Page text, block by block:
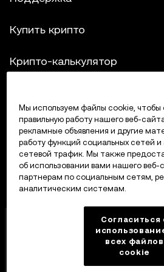
Купить крипто
Крипто-калькулятор
OKX Middle East Fintech FZE
Управлением по
активов Дубая (VARA) под
VL/23/12/003 на
виртуальных активов: обмена,
Мы используем файлы cookie, чтобы
правильную работу нашего веб-
рекламные объявления и другие
работу функций социальных сетей и
сетевой трафик. Мы также
об использовании вами нашего веб-
партнерам по социальным сетям,
аналитическим системам.
Согласиться
всех файлов
cookie